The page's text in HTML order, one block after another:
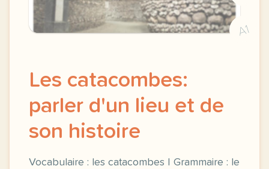
A1
Les catacombes:
parler d'un lieu et de
son histoire
Vocabulaire : les catacombes | Grammaire : le